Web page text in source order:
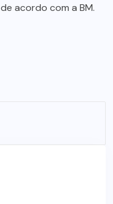
acordo com a BM.